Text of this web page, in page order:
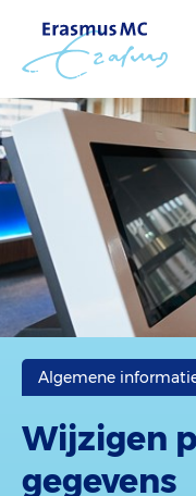
Algemene
Wijzigen
gegevens